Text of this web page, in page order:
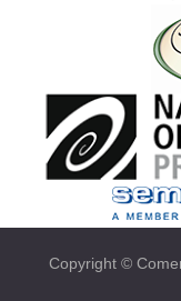
Copyright ©